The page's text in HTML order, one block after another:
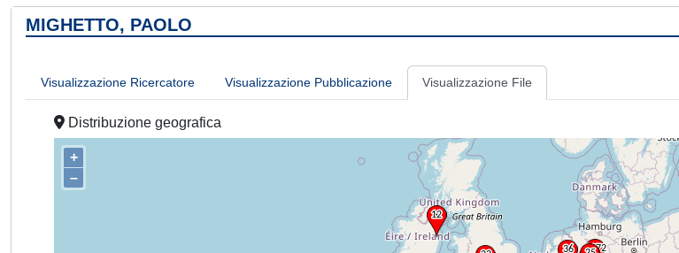
MIGHETTO, PAOLO
Visualizzazione Ricercatore Visualizzazione Pubblicazione Visualizzazione File
Distribuzione geografica
+
–